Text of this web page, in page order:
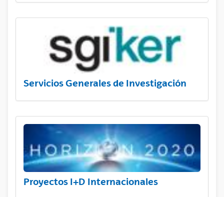
Servicios Generales de Investigación
Proyectos I+D Internacionales